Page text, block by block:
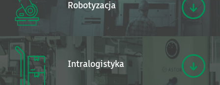
Robotyzacja
Intralogistyka